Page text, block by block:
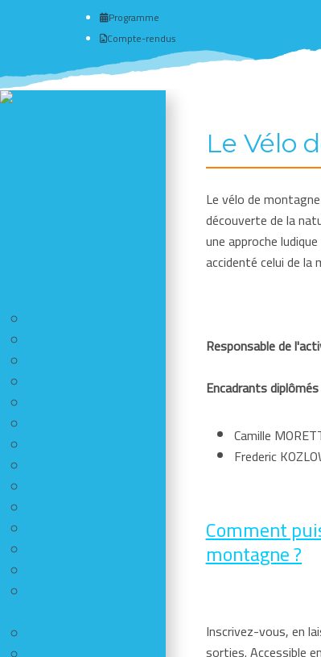
Programme
Compte-rendus
Le Vélo
Le vélo de
découverte de la
une approche
accidenté celui de
Responsable de
Encadrants
Camille
Frederic
Comment
montagne ?
Inscrivez-vous, en
sorties. Accessible